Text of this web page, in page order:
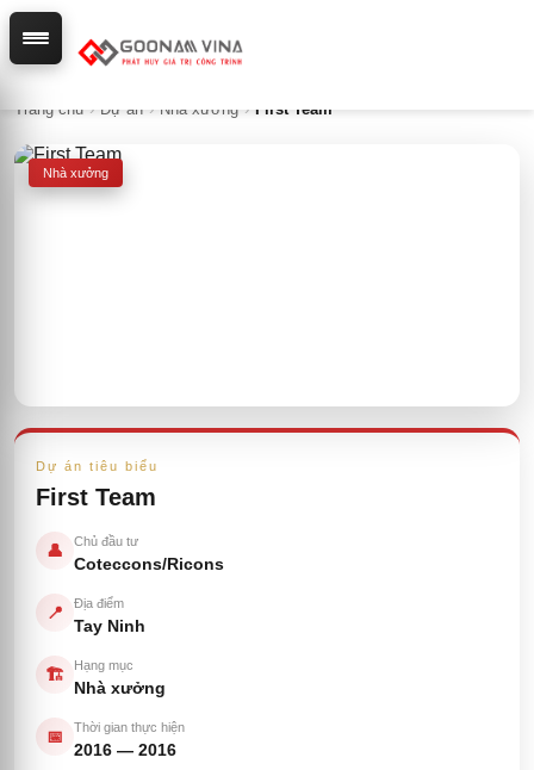
Trang chủ › Dự án › Nhà xưởng › First Team
Nhà xưởng
Dự án tiêu biểu
First Team
👤 Chủ đầu tư
Coteccons/Ricons
📍 Địa điểm
Tay Ninh
🏗️ Hạng mục
Nhà xưởng
📅 Thời gian thực hiện
2016 — 2016